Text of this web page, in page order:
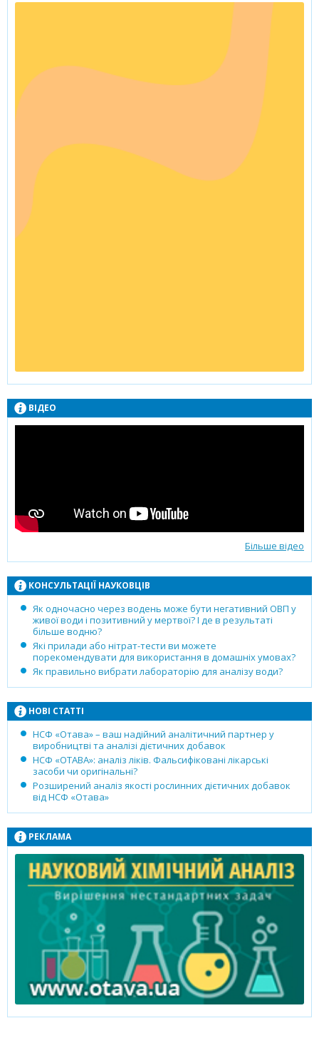
ВІДЕО
Більше відео
КОНСУЛЬТАЦІЇ НАУКОВЦІВ
Як одночасно через водень може бути негативний ОВП у
живої води і позитивний у мертвої? І де в результаті
більше водню?
Які прилади або нітрат-тести ви можете
порекомендувати для використання в домашніх умовах?
Як правильно вибрати лабораторію для аналізу води?
НОВІ СТАТТІ
НСФ «Отава» – ваш надійний аналітичний партнер у
виробництві та аналізі дієтичних добавок
НСФ «ОТАВА»: аналіз ліків. Фальсифіковані лікарські
засоби чи оригінальні?
Розширений аналіз якості рослинних дієтичних добавок
від НСФ «Отава»
РЕКЛАМА